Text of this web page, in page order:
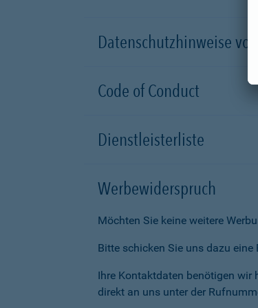
Datenschutzhinweise
Code of Conduct
Dienstleisterliste
Werbewiderspruch
Möchten Sie keine weitere
Bitte schicken Sie uns dazu
Ihre Kontaktdaten benötigen wir
direkt an uns unter der